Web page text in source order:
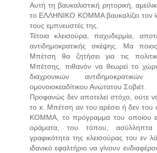
Αυτή τη βαυκαλιστική ρητορική,
το ΕΛΛΗΝΙΚΟ ΚΟΜΜΑ βαυκαλίζει τον
τους εμπνευστές της.
Τέτοια κλεισούρα, παχυδερμία,
αντιδημοκρατικής σκέψης. Μα
Μπέτση θα ζητήσει για τις
Μπέτσης, πιθανόν να θεωρεί το
διαχρονικών
ομονοιοκεαδίτικου Ανώτατου Σοβιέτ.
Προφανώς δεν αποτελεί στόχο, ούτε
το κ. Μπέτση αν του αρέσει ή δεν
ΚΟΜΜΑ, το πρόγραμμα του οποίου
οράματα, του τόπου,
γραφικότητα της κλεισούρας του εν
ιδανικό εφαλτήριο να γίνουν